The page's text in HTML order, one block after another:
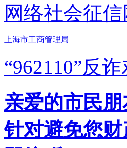
网络社会征信
上海市工商管理局
“962110”反
亲爱的市民
针对避免您